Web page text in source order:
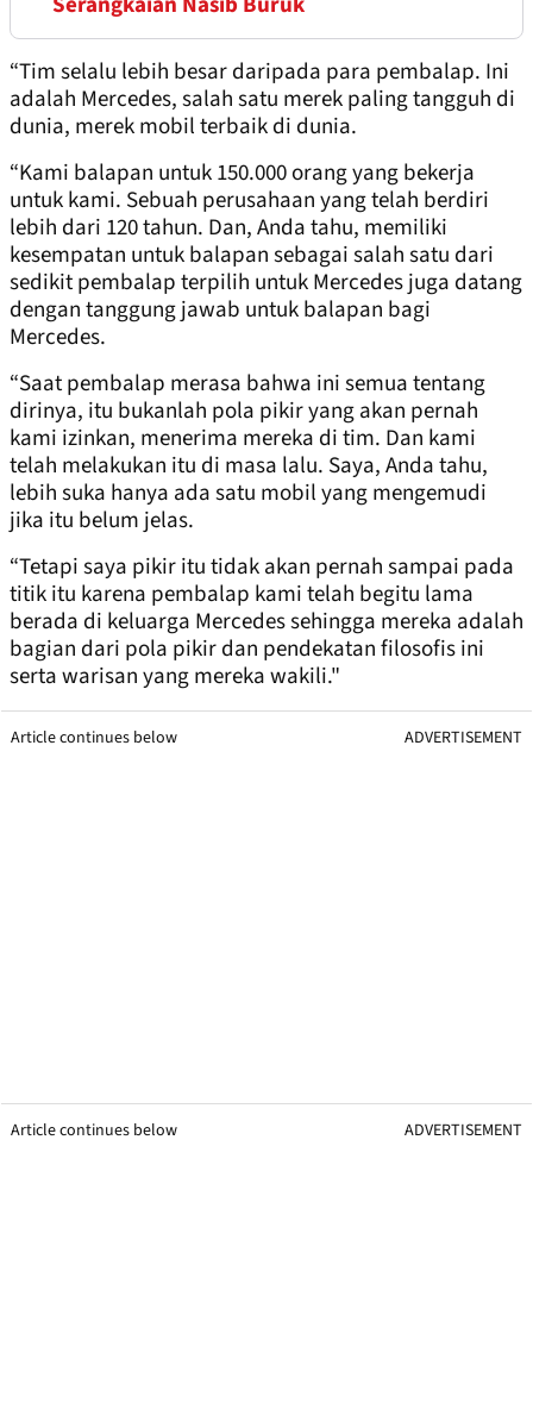
“Tim selalu lebih besar daripada para pembalap. Ini
adalah Mercedes, salah satu merek paling tangguh di
dunia, merek mobil terbaik di dunia.
“Kami balapan untuk 150.000 orang yang bekerja
untuk kami. Sebuah perusahaan yang telah berdiri
lebih dari 120 tahun. Dan, Anda tahu, memiliki
kesempatan untuk balapan sebagai salah satu dari
sedikit pembalap terpilih untuk Mercedes juga datang
dengan tanggung jawab untuk balapan bagi
Mercedes.
“Saat pembalap merasa bahwa ini semua tentang
dirinya, itu bukanlah pola pikir yang akan pernah
kami izinkan, menerima mereka di tim. Dan kami
telah melakukan itu di masa lalu. Saya, Anda tahu,
lebih suka hanya ada satu mobil yang mengemudi
jika itu belum jelas.
“Tetapi saya pikir itu tidak akan pernah sampai pada
titik itu karena pembalap kami telah begitu lama
berada di keluarga Mercedes sehingga mereka adalah
bagian dari pola pikir dan pendekatan filosofis ini
serta warisan yang mereka wakili."
Article continues below ADVERTISEMENT
Article continues below ADVERTISEMENT